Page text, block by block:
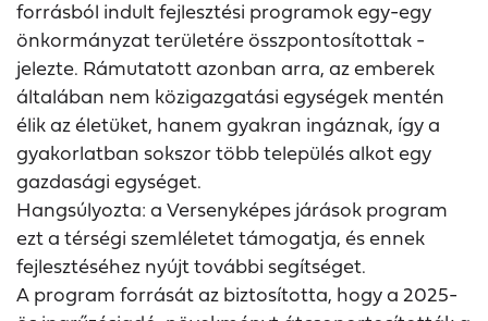
forrásból indult fejlesztési programok egy-egy
önkormányzat területére összpontosítottak -
jelezte. Rámutatott azonban arra, az emberek
általában nem közigazgatási egységek mentén
élik az életüket, hanem gyakran ingáznak, így a
gyakorlatban sokszor több település alkot egy
gazdasági egységet.
Hangsúlyozta: a Versenyképes járások program
ezt a térségi szemléletet támogatja, és ennek
fejlesztéséhez nyújt további segítséget.
A program forrását az biztosította, hogy a 2025-